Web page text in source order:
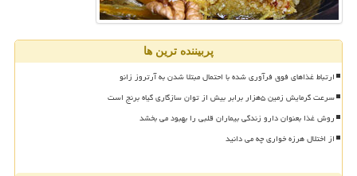
پربیننده ترین ها
ارتباط غذاهای فوق فرآوری شده با احتمال مبتلا شدن به آرتروز زانو
سرعت گرمایش زمین ۵هزار برابر بیش از توان سازگاری گیاه برنج است
روش غذا بعنوان دارو زندگی بیماران قلبی را بهبود می بخشد
از اختلال هرزه خواری چه می دانید